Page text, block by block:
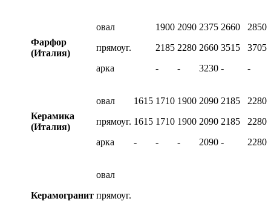
Фарфор
(Италия)
овал
прямоуг.
арка
1900
2185
-
2090
2280
-
2375
2660
3230
2660
3515
-
2850
3705
-
Керамика
(Италия)
овал
прямоуг.
арка
1615
1615
-
1710
1710
-
1900
1900
-
2090
2090
2090
2185
2185
-
2280
2280
2280
Керамогранит
овал
прямоуг.